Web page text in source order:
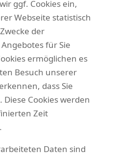
ggf. Cookies ein,
Webseite statistisch
der
für Sie
ermöglichen es
Besuch unserer
dass Sie
Cookies werden
Zeit
Daten sind